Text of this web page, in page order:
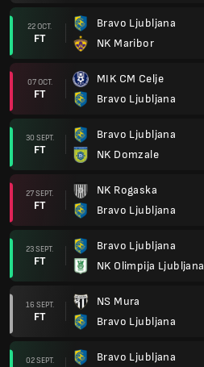
22 OCT.
FT
Bravo Ljubljana
NK Maribor
07 OCT.
FT
MIK CM Celje
Bravo Ljubljana
30 SEPT.
FT
Bravo Ljubljana
NK Domzale
27 SEPT.
FT
NK Rogaska
Bravo Ljubljana
23 SEPT.
FT
Bravo Ljubljana
NK Olimpija Ljubljana
16 SEPT.
FT
NS Mura
Bravo Ljubljana
02 SEPT.
Bravo Ljubljana